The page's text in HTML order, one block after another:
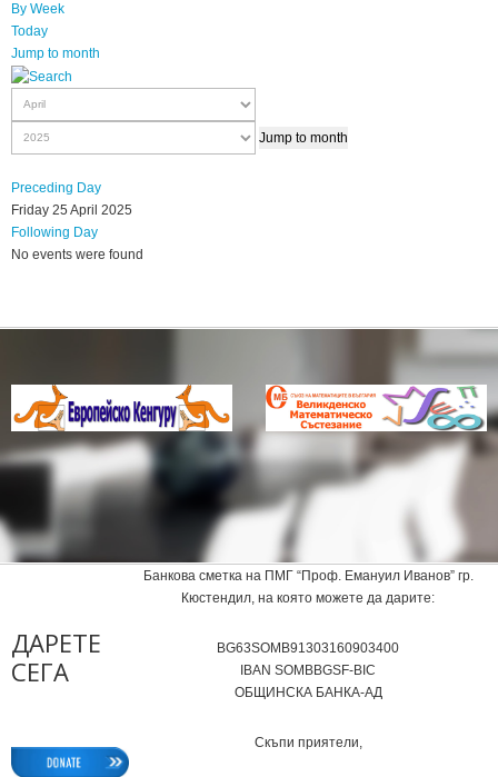
By Week
Today
Jump to month
Jump to month
Preceding Day
Friday 25 April 2025
Following Day
No events were found
ДАРЕТЕ
СЕГА
Банкова сметка на ПМГ “Проф. Емануил Иванов” гр.
Кюстендил, на която можете да дарите:
BG63SOMB91303160903400
IВAN SOMBBGSF-BIC
ОБЩИНСКА БАНКА-АД
Скъпи приятели,